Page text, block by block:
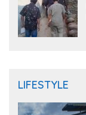
LIFESTYLE